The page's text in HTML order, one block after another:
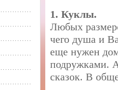
1. Куклы.
Любых
чего душа и
еще нужен
подружками.
сказок. В